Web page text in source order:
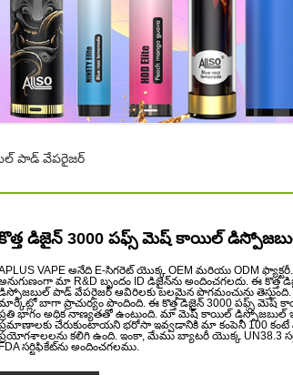
పాడ్ వేపరైజర్
డిజైన్ 3000 పఫ్స్ మెష్ కాయిల్
VAPE అనేది E-సిగరెట్ యొక్క OEM మరియు ODM
మా R&D బృందం ID డిజైన్‌ను అందించగలదు. ఈ
పాడ్ వేపరైజర్ ఆవిరిలకు బలమైన పొగమంచును
బాగా ప్రాచుర్యం పొందింది. ఈ కొత్త డిజైన్ 3000 పఫ్స్
భాగం అధిక నాణ్యతతో ఉంటుంది. మా మెష్ కాయిల్ డిస్పోజబుల్
చేరుకుంటాయని భరోసా ఇవ్వడానికి మా కంపెనీ 100 కంటే
కలిగి ఉంది. ఇంకా, మేము బ్యాటరీ యొక్క UN38.3
FDA సర్టిఫికేట్‌ను అందించగలము.